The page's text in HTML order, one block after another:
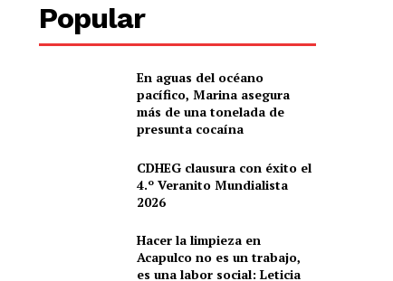
Popular
En aguas del océano
pacífico, Marina asegura
más de una tonelada de
presunta cocaína
CDHEG clausura con éxito el
4.º Veranito Mundialista
2026
Hacer la limpieza en
Acapulco no es un trabajo,
es una labor social: Leticia